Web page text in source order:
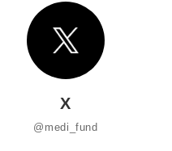
X
@medi_fund